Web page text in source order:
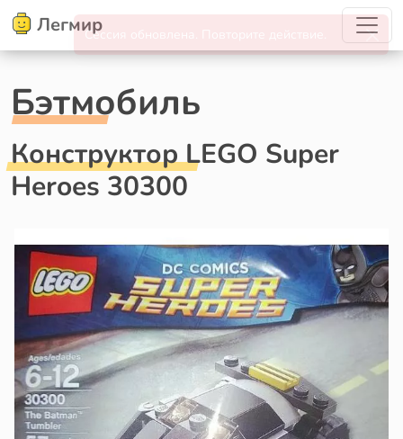
Легмир
Бэтмобиль
Конструктор LEGO Super
Heroes 30300